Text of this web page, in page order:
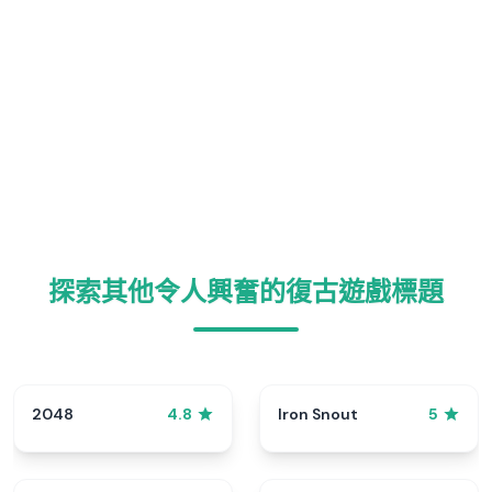
探索其他令人興奮的復古遊戲標題
2048 4.8 Iron Snout 5